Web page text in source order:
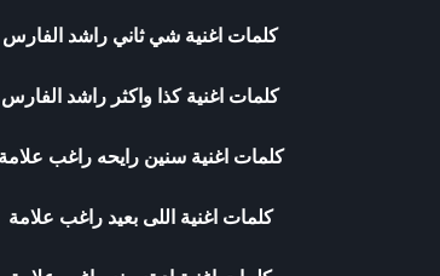
كلمات اغنية شي ثاني راشد الفارس
كلمات اغنية كذا واكثر راشد الفارس
كلمات اغنية سنين رايحه راغب علامة
كلمات اغنية اللى بعيد راغب علامة